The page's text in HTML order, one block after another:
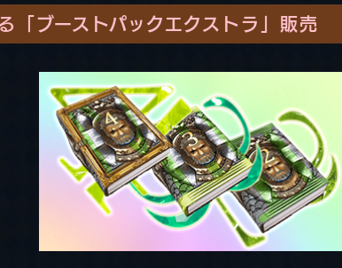
「ブーストパックエクストラ」販売